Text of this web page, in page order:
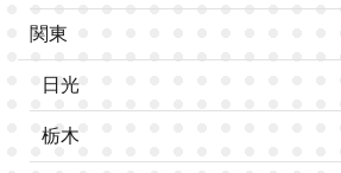
関東
日光
栃木